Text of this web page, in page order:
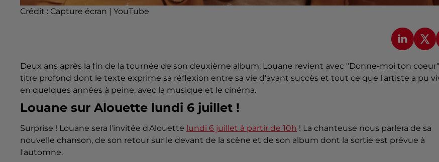
Crédit : Capture écran | YouTube
Deux ans après la fin de la tournée de son deuxième album, Louane revient avec "Donne-moi ton
titre profond dont le texte exprime sa réflexion entre sa vie d'avant succès et tout ce que l'artiste a pu
en quelques années à peine, avec la musique et le cinéma.
Louane sur Alouette lundi 6 juillet !
Surprise ! Louane sera l'invitée d'Alouette lundi 6 juillet à partir de 10h ! La chanteuse nous parlera de sa
nouvelle chanson, de son retour sur le devant de la scène et de son album dont la sortie est prévue à
l'automne.